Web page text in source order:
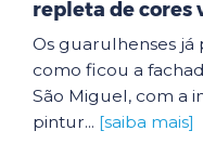
repleta de cores
Os guarulhenses
como ficou a
São Miguel, com a
pintur... [saiba mais]